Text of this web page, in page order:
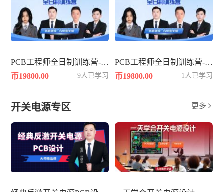
PCB工程师全日制训练营-386期
币19800.00
9人已学习
PCB工程师全日制训练营-384期
币19800.00
1人已学习
开关电源专区 更多 